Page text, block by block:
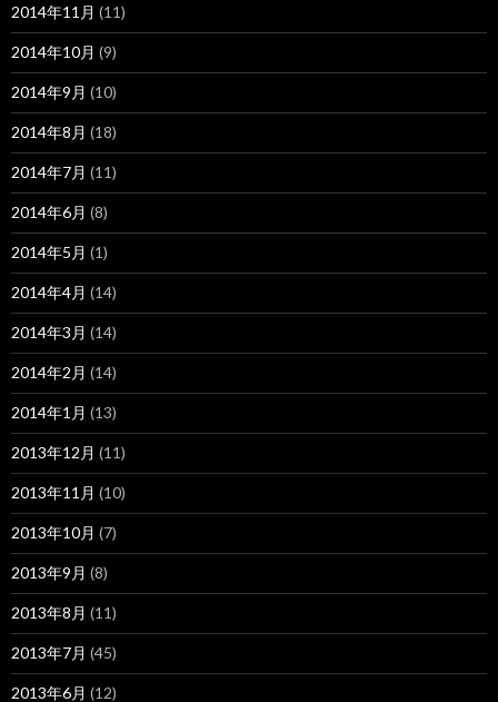
2014年11月 (11)
2014年10月 (9)
2014年9月 (10)
2014年8月 (18)
2014年7月 (11)
2014年6月 (8)
2014年5月 (1)
2014年4月 (14)
2014年3月 (14)
2014年2月 (14)
2014年1月 (13)
2013年12月 (11)
2013年11月 (10)
2013年10月 (7)
2013年9月 (8)
2013年8月 (11)
2013年7月 (45)
2013年6月 (12)